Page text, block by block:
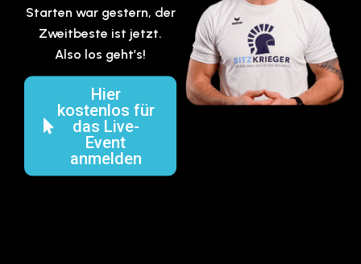
Starten war gestern, der
Zweitbeste ist jetzt.
Also los geht’s!
Hier
kostenlos für
das Live-
Event
anmelden